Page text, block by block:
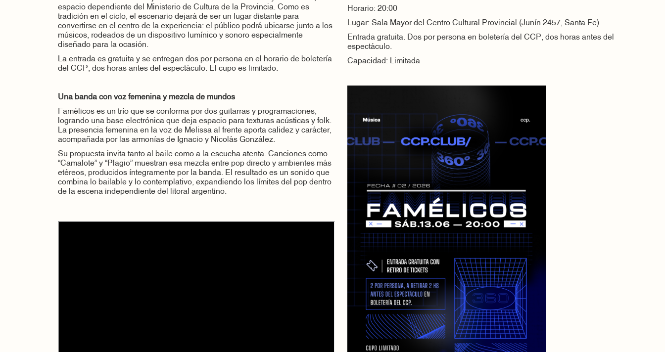
espacio dependiente del Ministerio de Cultura de la Provincia. Como es
tradición en el ciclo, el escenario dejará de ser un lugar distante para
convertirse en el centro de la experiencia: el público podrá ubicarse junto a los
músicos, rodeados de un dispositivo lumínico y sonoro especialmente
diseñado para la ocasión.
La entrada es gratuita y se entregan dos por persona en el horario de boletería
del CCP, dos horas antes del espectáculo. El cupo es limitado.
Una banda con voz femenina y mezcla de mundos
Famélicos es un trío que se conforma por dos guitarras y programaciones,
logrando una base electrónica que deja espacio para texturas acústicas y folk.
La presencia femenina en la voz de Melissa al frente aporta calidez y carácter,
acompañada por las armonías de Ignacio y Nicolás González.
Su propuesta invita tanto al baile como a la escucha atenta. Canciones como
“Camalote” y “Plagio” muestran esa mezcla entre pop directo y ambientes más
etéreos, producidos íntegramente por la banda. El resultado es un sonido que
combina lo bailable y lo contemplativo, expandiendo los límites del pop dentro
de la escena independiente del litoral argentino.
Horario: 20:00
Lugar: Sala Mayor del Centro Cultural Provincial (Junín 2457, Santa Fe)
Entrada gratuita. Dos por persona en boletería del CCP, dos horas antes del
espectáculo.
Capacidad: Limitada